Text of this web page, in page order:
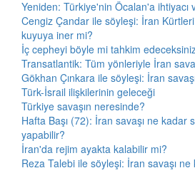
Yeniden: Türkiye'nin Öcalan'a ihtiyacı
Cengiz Çandar ile söyleşi: İran
kuyuya iner mi?
İç cepheyi böyle mi tahkim
Transatlantik: Tüm yönleriyle İran
Gökhan Çınkara ile söyleşi: İran
Türk-İsrail ilişkilerinin geleceği
Türkiye savaşın neresinde?
Hafta Başı (72): İran savaşı ne kadar
yapabilir?
İran'da rejim ayakta kalabilir mi?
Reza Talebi ile söyleşi: İran savaşı